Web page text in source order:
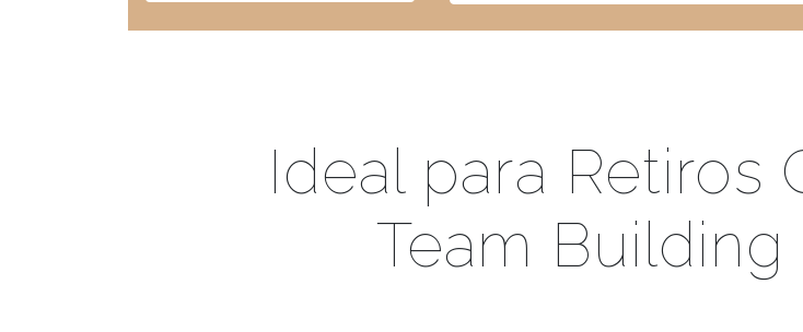
Ideal para Retiros
Team